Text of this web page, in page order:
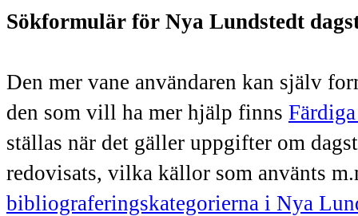
Sökformulär för Nya Lundstedt
Den mer vane användaren kan själv
den som vill ha mer hjälp finns
ställas när det gäller uppgifter om
redovisats, vilka källor som använts
bibliograferingskategorierna i Nya